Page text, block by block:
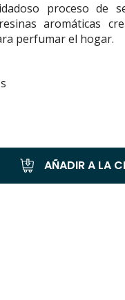
proceso de
aromáticas
perfumar el hogar.
AÑADIR A LA